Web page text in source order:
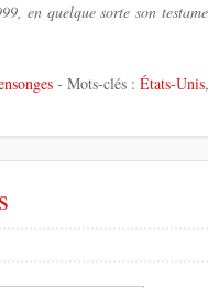
en quelque sorte son
- Mots-clés : États-Unis,